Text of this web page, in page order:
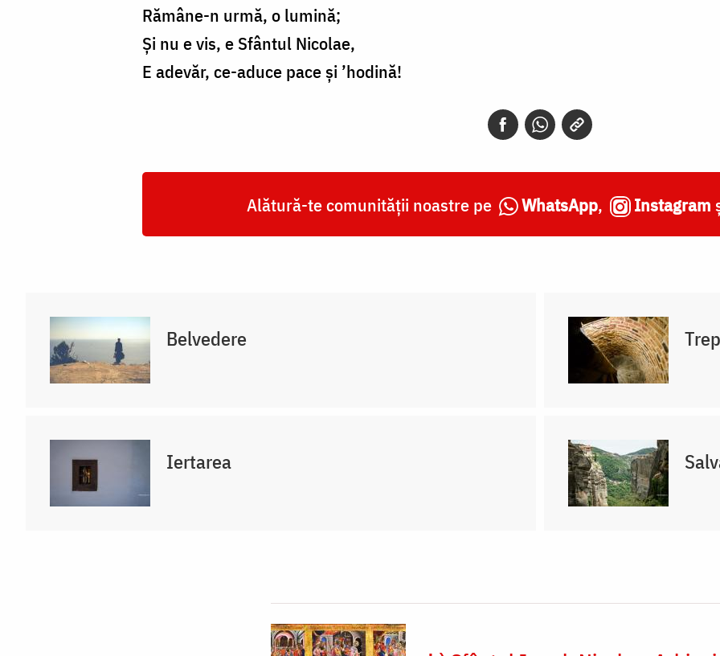
Rămâne-n urmă, o lumină;
Și nu e vis, e Sfântul Nicolae,
E adevăr, ce-aduce pace și ’hodină!
Alătură-te comunității noastre pe WhatsApp, Instagram
Belvedere
Iertarea